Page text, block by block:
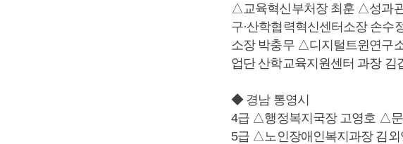
△교육혁신부처장 최훈 △성과
구·산학협력혁신센터소장 손
소장 박충무 △디지털트윈연구
업단 산학교육지원센터 과장 김
◆ 경남 통영시
4급 △행정복지국장 고영호 △
5급 △노인장애인복지과장 김